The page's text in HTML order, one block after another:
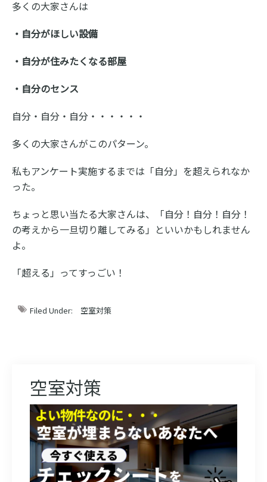
多くの大家さんは
・自分がほしい設備
・自分が住みたくなる部屋
・自分のセンス
自分・自分・自分・・・・・・
多くの大家さんがこのパターン。
私もアンケート実施するまでは「自分」を超えられなか
った。
ちょっと思い当たる大家さんは、「自分！自分！自分！
の考えから一旦切り離してみる」といいかもしれません
よ。
「超える」ってすっごい！
Filed Under: 空室対策
空室対策